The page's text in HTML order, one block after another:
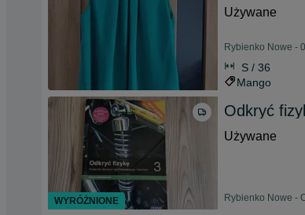
Używane
Rybienko Nowe -
S / 36
Mango
Odkryć
Używane
Rybienko Nowe -
WYRÓŻNIONE